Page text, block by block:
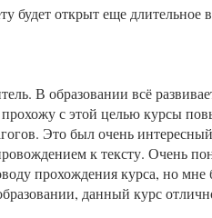
будет открыт еще длительное
В образовании всё
прохожу с этой целью курсы
Это был очень
к тексту. Очень
прохождения курса, но
данный курс